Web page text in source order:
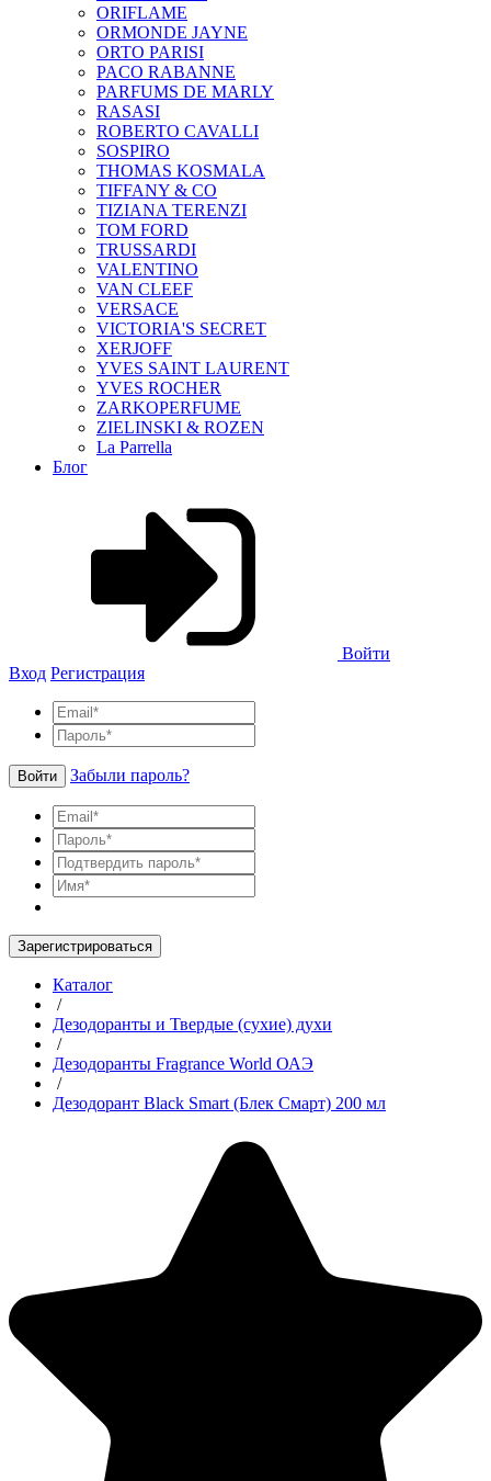
ORIFLAME
ORMONDE JAYNE
ORTO PARISI
PACO RABANNE
PARFUMS DE MARLY
RASASI
ROBERTO CAVALLI
SOSPIRO
THOMAS KOSMALA
TIFFANY & CO
TIZIANA TERENZI
TOM FORD
TRUSSARDI
VALENTINO
VAN CLEEF
VERSACE
VICTORIA'S SECRET
XERJOFF
YVES SAINT LAURENT
YVES ROCHER
ZARKOPERFUME
ZIELINSKI & ROZEN
La Parrella
Блог
Войти
Вход Регистрация
Войти Забыли пароль?
Зарегистрироваться
Каталог
/
Дезодоранты и Твердые (сухие) духи
/
Дезодоранты Fragrance World ОАЭ
/
Дезодорант Black Smart (Блек Смарт) 200 мл